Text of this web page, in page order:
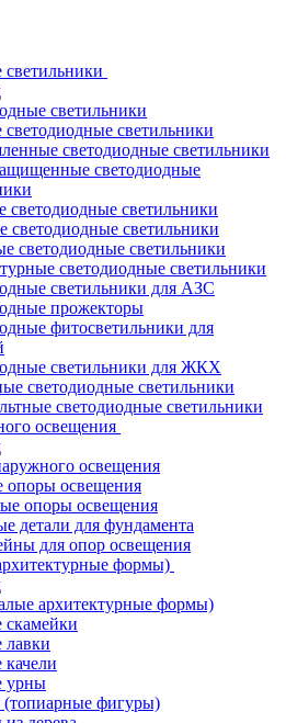
светильники
светильники
светодиодные светильники
светодиодные
светильники
светодиодные светильники
светодиодные светильники
светодиодные светильники
светильники для АЗС
прожекторы
фитосветильники для
светильники для ЖКХ
светодиодные светильники
светодиодные светильники
освещения
освещения
опоры освещения
опоры освещения
детали для фундамента
для опор освещения
формы)
архитектурные формы)
урны
(топиарные фигуры)